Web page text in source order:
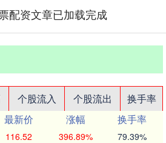
配资文章已加载完成
个股流入 个股流出
换手率
最新价 涨幅
换手率
116.52 396.89% 79.39%